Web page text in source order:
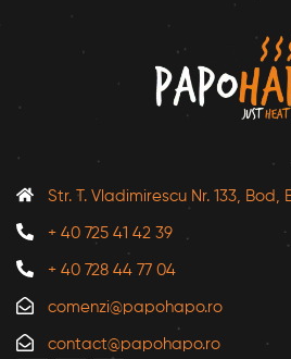
Str. T. Vladimirescu Nr. 133, Bod,
+ 40 725 41 42 39
+ 40 728 44 77 04
comenzi@papohapo.ro
contact@papohapo.ro